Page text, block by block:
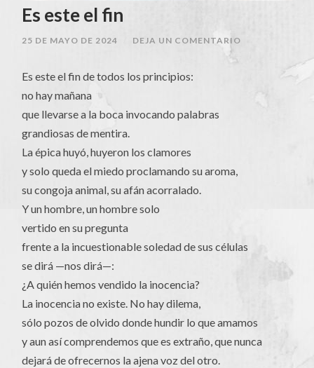
Es este el fin
25 DE MAYO DE 2024 DEJA UN COMENTARIO
Es este el fin de todos los principios:
no hay mañana
que llevarse a la boca invocando palabras
grandiosas de mentira.
La épica huyó, huyeron los clamores
y solo queda el miedo proclamando su aroma,
su congoja animal, su afán acorralado.
Y un hombre, un hombre solo
vertido en su pregunta
frente a la incuestionable soledad de sus células
se dirá —nos dirá—:
¿A quién hemos vendido la inocencia?
La inocencia no existe. No hay dilema,
sólo pozos de olvido donde hundir lo que amamos
y aun así comprendemos que es extraño, que nunca
dejará de ofrecernos la ajena voz del otro.